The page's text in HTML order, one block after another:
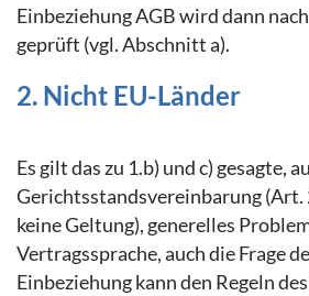
Einbeziehung AGB wird dann
geprüft (vgl. Abschnitt a).
2. Nicht EU-Länder
Es gilt das zu 1.b) und c) gesagte,
Gerichtsstandsvereinbarung (Art.
keine Geltung), generelles
Vertragssprache, auch die Frage
Einbeziehung kann den Regeln